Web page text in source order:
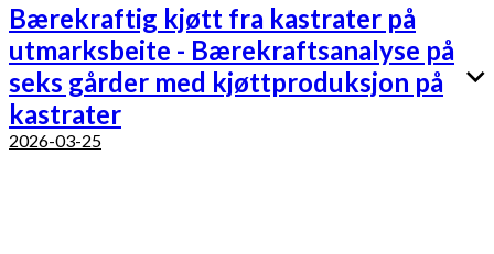
Bærekraftig kjøtt fra kastrater på
utmarksbeite - Bærekraftsanalyse på
seks gårder med kjøttproduksjon på
kastrater
2026-03-25